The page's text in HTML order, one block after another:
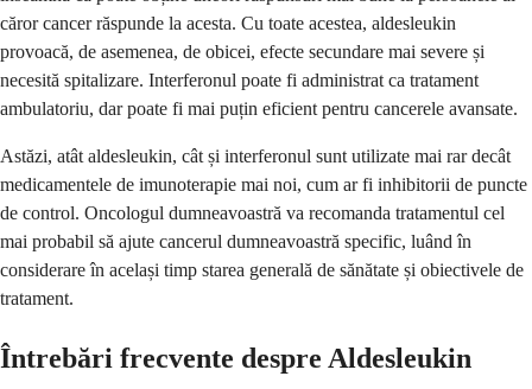
căror cancer răspunde la acesta. Cu toate acestea, aldesleukin
provoacă, de asemenea, de obicei, efecte secundare mai severe și
necesită spitalizare. Interferonul poate fi administrat ca tratament
ambulatoriu, dar poate fi mai puțin eficient pentru cancerele avansate.
Astăzi, atât aldesleukin, cât și interferonul sunt utilizate mai rar decât
medicamentele de imunoterapie mai noi, cum ar fi inhibitorii de puncte
de control. Oncologul dumneavoastră va recomanda tratamentul cel
mai probabil să ajute cancerul dumneavoastră specific, luând în
considerare în același timp starea generală de sănătate și obiectivele de
tratament.
Întrebări frecvente despre Aldesleukin